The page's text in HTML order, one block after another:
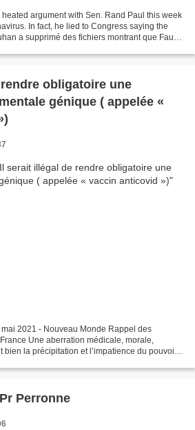
argument with Sen. Rand Paul this week
In fact, he lied to Congress saying the
a supprimé des fichiers montrant que Fauci
obligatoire une
génique ( appelée «
2021 - Nouveau Monde Rappel des
Une aberration médicale, morale,
la précipitation et l’impatience du pouvoir à
Perronne